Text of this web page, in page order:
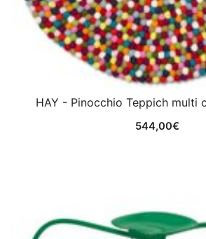
HAY - Pinocchio Teppich multi
544,00€